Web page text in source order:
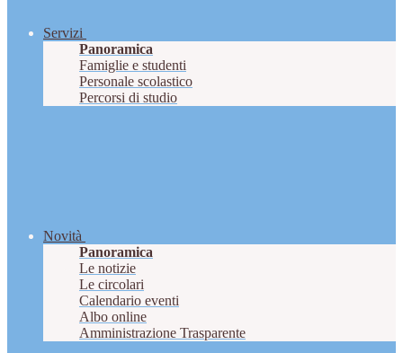
Servizi
Panoramica
Famiglie e studenti
Personale scolastico
Percorsi di studio
Novità
Panoramica
Le notizie
Le circolari
Calendario eventi
Albo online
Amministrazione Trasparente